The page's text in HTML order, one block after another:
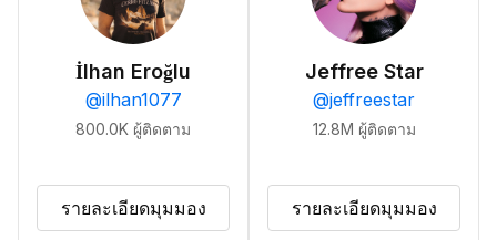
İlhan Eroğlu
@ilhan1077
800.0K ผู้ติดตาม
รายละเอียดมุมมอง
Jeffree Star
@jeffreestar
12.8M ผู้ติดตาม
รายละเอียดมุมมอง